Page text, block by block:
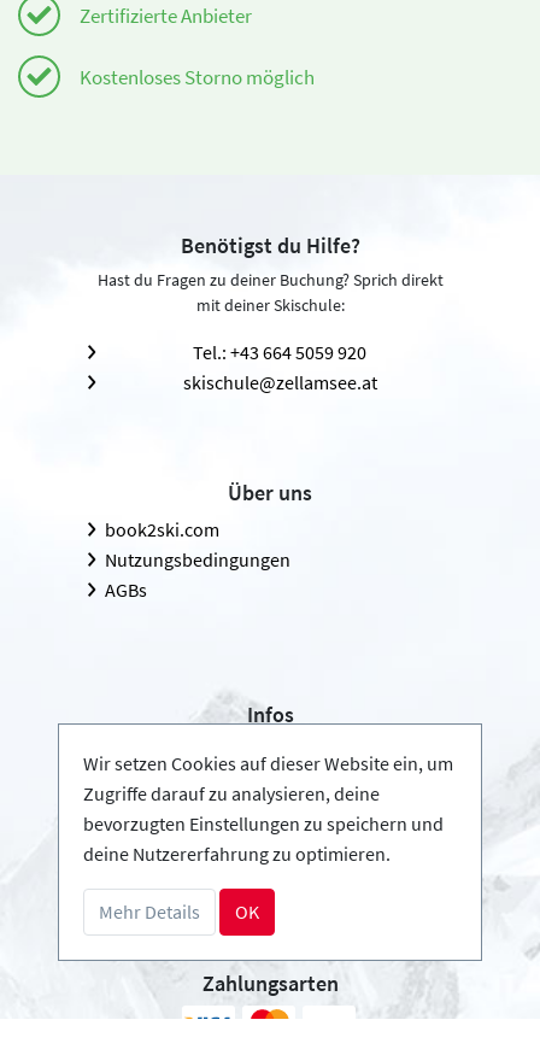
Zertifizierte Anbieter
Kostenloses Storno möglich
Benötigst du Hilfe?
Hast du Fragen zu deiner Buchung? Sprich direkt
mit deiner Skischule:
Tel.: +43 664 5059 920
skischule@zellamsee.at
Über uns
book2ski.com
Nutzungsbedingungen
AGBs
Infos
Login - Skischulen
Partner werden
FAQ - Häufig gestellte Fragen
Download Pressemappe
Zahlungsarten
Wir setzen Cookies auf dieser Website ein, um
Zugriffe darauf zu analysieren, deine
bevorzugten Einstellungen zu speichern und
deine Nutzererfahrung zu optimieren.
Mehr Details OK